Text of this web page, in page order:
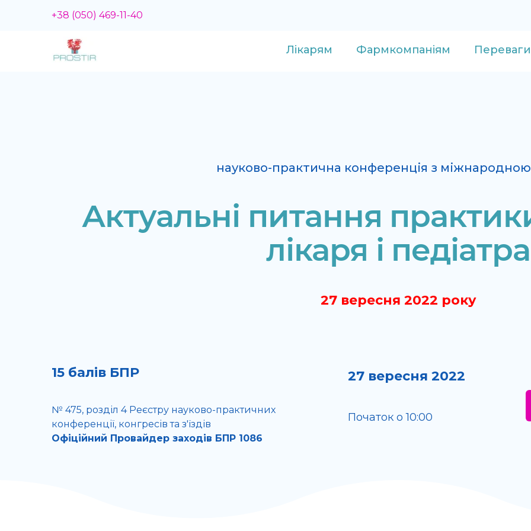
+38 (050) 469-11-40
Лікарям Фармкомпаніям Переваги
науково-практична конференція з
Актуальні питання
лікаря і педіатра
27 вересня 2022 року
15 балів БПР
№ 475, розділ 4 Реєстру науково-практичних
конференції, конгресів та з'їздів
Офіційний Провайдер заходів БПР 1086
27 вересня 2022
Початок о 10:00